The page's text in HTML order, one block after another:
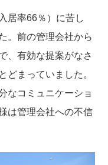
居率66％）に苦し
。前の管理会社から
、有効な提案がなさ
どまっていました。
なコミュニケーショ
は管理会社への不信